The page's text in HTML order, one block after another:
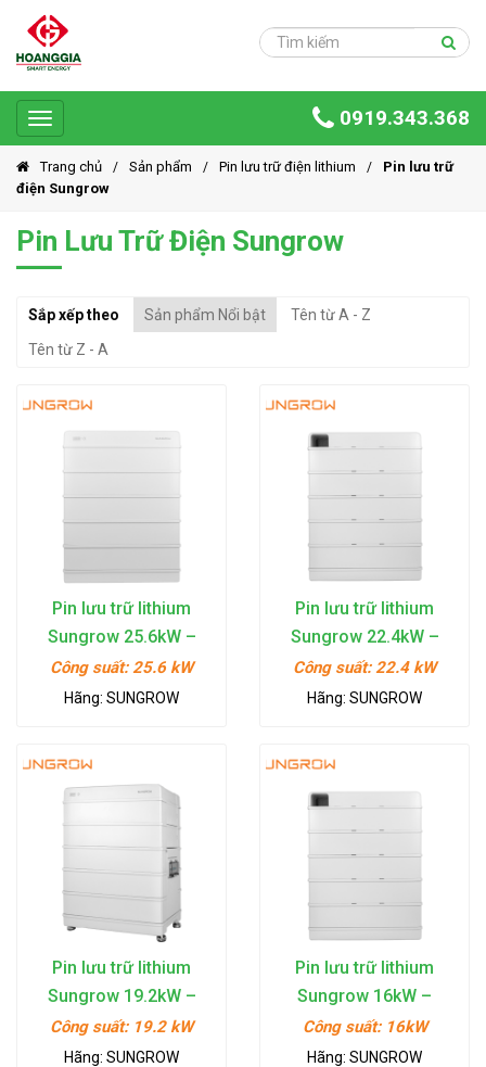
Toggle
navigation
0919.343.368
Trang
chủ
Sản
phẩm
Giải
pháp
Ứng
dụng
án
Group
Trang chủ Sản phẩm Pin lưu trữ điện lithium
Pin lưu trữ
điện Sungrow
Pin Lưu Trữ Điện Sungrow
Sắp xếp theo Sản phẩm Nổi bật
Tên từ A - Z
Tên từ Z - A
Pin lưu trữ lithium
Sungrow 25.6kW –
SBR256
Công suất:25.6 kW
Hãng: SUNGROW
Pin lưu trữ lithium
Sungrow 22.4kW –
SBR224
Công suất:22.4 kW
Hãng: SUNGROW
Pin lưu trữ lithium
Sungrow 19.2kW –
SBR192
Công suất: 19.2 kW
Hãng: SUNGROW
Pin lưu trữ lithium
Sungrow 16kW –
SBR160
Công suất: 16kW
Hãng: SUNGROW